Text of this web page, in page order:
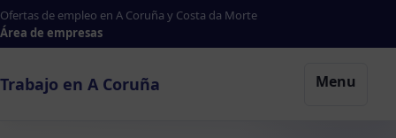
Ofertas de empleo en A Coruña y Costa da Morte
Área de empresas
Trabajo en A Coruña Menu